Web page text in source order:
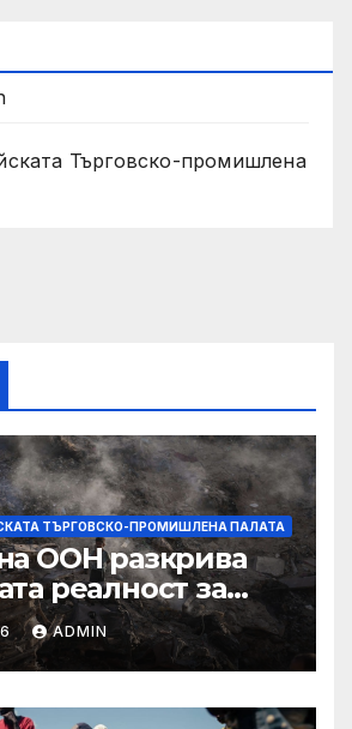
Търговско-промишлена
ТЪРГОВСКО-ПРОМИШЛЕНА ПАЛАТА
ООН разкрива
реалност за
в Газа,
бряг
ADMIN